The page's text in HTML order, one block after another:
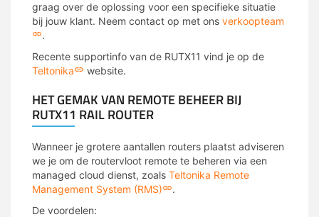
graag over de oplossing voor een specifieke situatie
bij jouw klant. Neem contact op met ons verkoopteam
.
Recente supportinfo van de RUTX11 vind je op de
Teltonika
website.
HET GEMAK VAN REMOTE BEHEER BIJ
RUTX11 RAIL ROUTER
Wanneer je grotere aantallen routers plaatst adviseren
we je om de routervloot remote te beheren via een
managed cloud dienst, zoals Teltonika Remote
Management System (RMS)
.
De voordelen: